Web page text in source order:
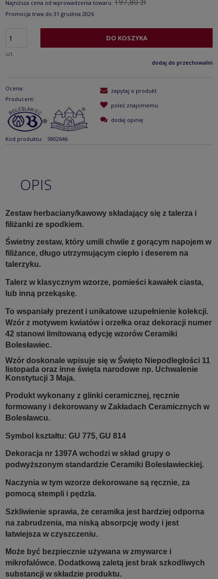
Najniższa cena od wprowadzenia towaru:
Promocja trwa do 31 grudnia 2026
szt.
DO KOSZYKA
dodaj do przechowalni
Ocena:
Producent:
Kod produktu: 5902646
zapytaj o produkt
poleć znajomemu
dodaj opinię
OPIS
Zestaw herbaciany/kawowy składający się z talerza i
filiżanki ze spodkiem.
Świetny zestaw, który umili chwile z gorącym napojem w
filiżance, długo utrzymującym ciepło i deserem na
talerzyku.
Talerz w klasycznym wzorze, pomieści kawałek ciasta,
lub inną przekąskę.
To wspaniały prezent i unikatowe uzupełnienie kolekcji.
Wzór z motywem kwiatów i orzełka oraz dekoracji numer
42 stanowi limitowaną edycję wzorów Ceramiki
Bolesławiec.
Wzór doskonale wpisuje się w Święto Niepodległości 11
listopada oraz inne święta narodowe np. Uchwalenie
Konstytucji 3 Maja.
Produkt wykonany z glinki ceramicznej, ręcznie
formowany i dekorowany w Zakładach Ceramicznych w
Bolesławcu.
Symbol kształtu: GU 775, GU 814
Dekoracja nr 1397A wchodzi w skład grupy o
podwyższonym standardzie Ceramiki Bolesławieckiej.
Naczynia w tym wzorze dekorowane są ręcznie, za
pomocą stempli i pędzla.
Szkliwienie sprawia, że ceramika jest bardziej odporna
na zabrudzenia, ma niską absorpcję wody i jest
łatwiejsza w czyszczeniu.
Może być bezpiecznie używana w zmywarce i
mikrofalówce. Dodatkową zaletą jest brak szkodliwych
substancji w składzie produktu.